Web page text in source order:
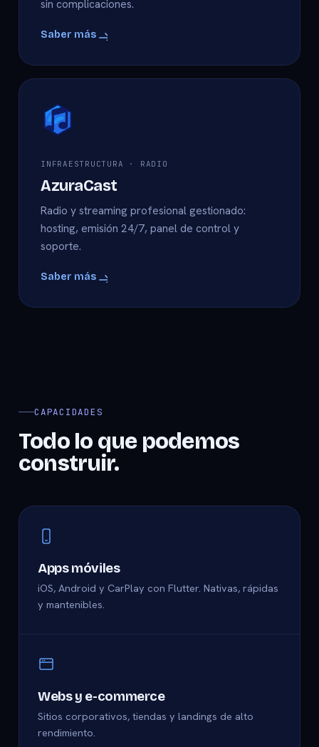
sin complicaciones.
Saber más
INFRAESTRUCTURA · RADIO
AzuraCast
Radio y streaming profesional gestionado:
hosting, emisión 24/7, panel de control y
soporte.
Saber más
CAPACIDADES
Todo lo que podemos
construir.
Apps móviles
iOS, Android y CarPlay con Flutter. Nativas, rápidas
y mantenibles.
Webs y e-commerce
Sitios corporativos, tiendas y landings de alto
rendimiento.